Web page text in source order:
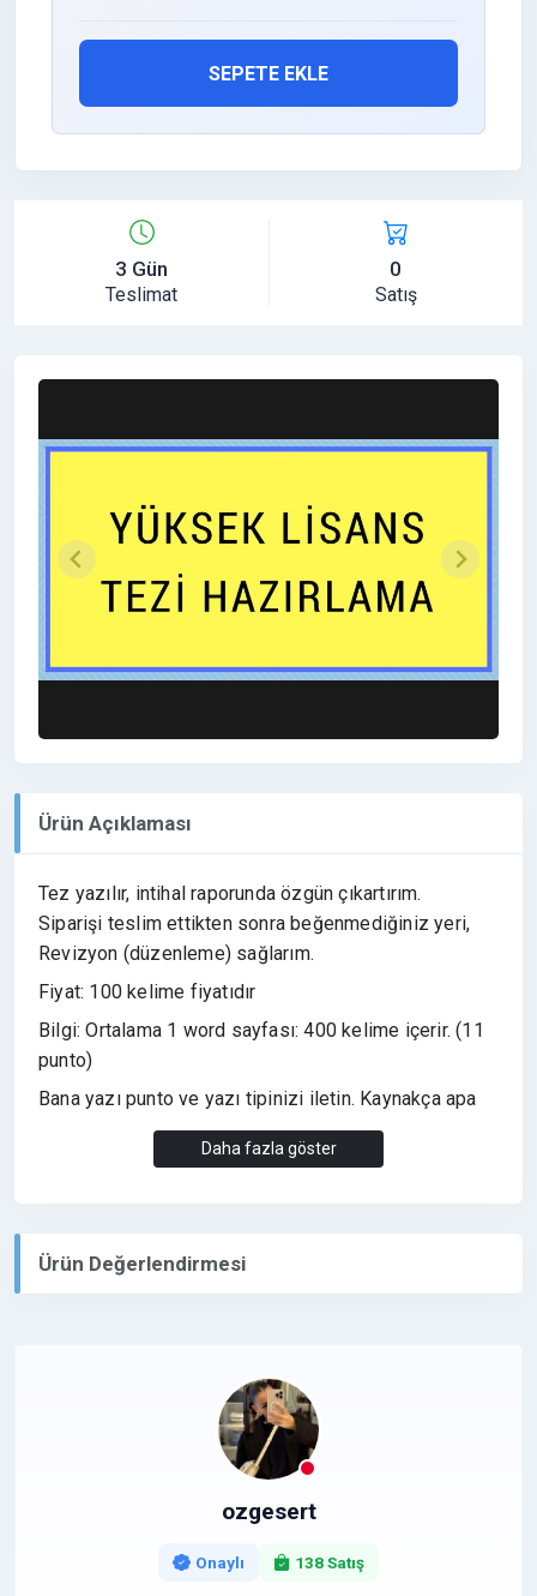
SEPETE EKLE
3 Gün
Teslimat
0
Satış
Ürün Açıklaması
Tez yazılır, intihal raporunda özgün çıkartırım.
Siparişi teslim ettikten sonra beğenmediğiniz yeri,
Revizyon (düzenleme) sağlarım.
Fiyat: 100 kelime fiyatıdır
Bilgi: Ortalama 1 word sayfası: 400 kelime içerir. (11
punto)
Bana yazı punto ve yazı tipinizi iletin. Kaynakça apa
tekniği mi olacak belirtin.
Daha fazla göster
Ürün Değerlendirmesi
ozgesert
Onaylı 138 Satış